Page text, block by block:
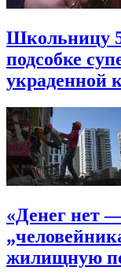
Школьницу
подсобке
украденной
«Денег нет
жилищную